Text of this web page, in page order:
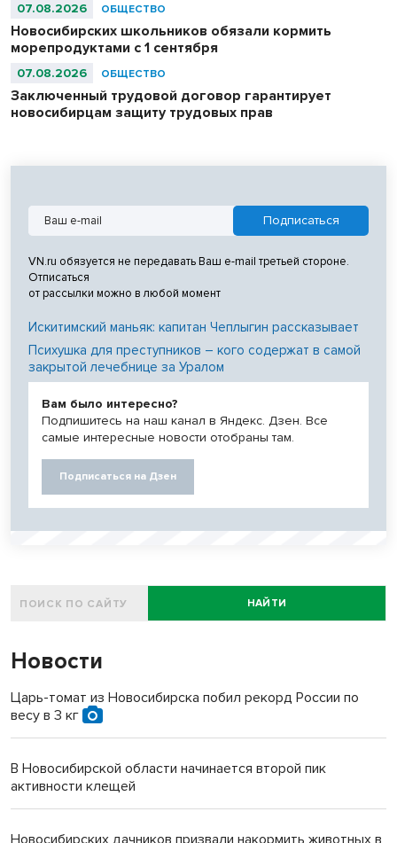
07.08.2026 ОБЩЕСТВО
Новосибирских школьников обязали кормить
морепродуктами с 1 сентября
07.08.2026 ОБЩЕСТВО
Заключенный трудовой договор гарантирует
новосибирцам защиту трудовых прав
VN.ru обязуется не передавать Ваш e-mail третьей стороне.
Отписаться
от рассылки можно в любой момент
Искитимский маньяк: капитан Чеплыгин рассказывает
Психушка для преступников – кого содержат в самой
закрытой лечебнице за Уралом
Вам было интересно?
Подпишитесь на наш канал в Яндекс. Дзен. Все
самые интересные новости отобраны там.
Подписаться на Дзен
НАЙТИ
Новости
Царь-томат из Новосибирска побил рекорд России по
весу в 3 кг
В Новосибирской области начинается второй пик
активности клещей